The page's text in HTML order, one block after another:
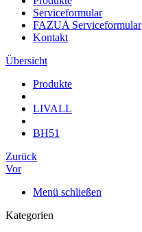
Serviceformular
FAZUA Serviceformular
Kontakt
Übersicht
Produkte
LIVALL
BH51
Zurück
Vor
Menü schließen
Kategorien